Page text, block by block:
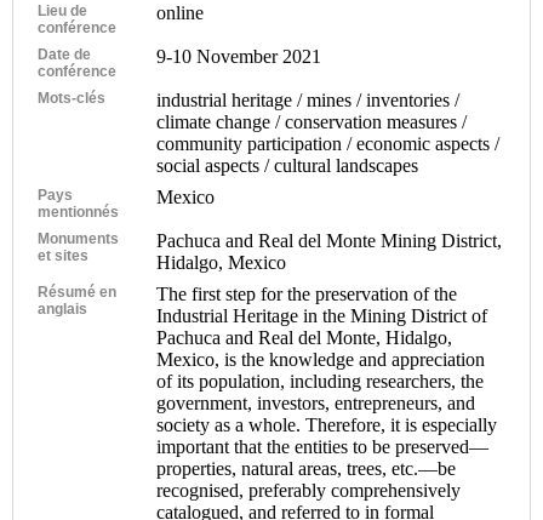
Lieu de
conférence
online
Date de
conférence
9-10 November 2021
Mots-clés
industrial heritage / mines / inventories /
climate change / conservation measures /
community participation / economic aspects /
social aspects / cultural landscapes
Pays
mentionnés
Mexico
Monuments
et sites
Pachuca and Real del Monte Mining District,
Hidalgo, Mexico
Résumé en
anglais
The first step for the preservation of the
Industrial Heritage in the Mining District of
Pachuca and Real del Monte, Hidalgo,
Mexico, is the knowledge and appreciation
of its population, including researchers, the
government, investors, entrepreneurs, and
society as a whole. Therefore, it is especially
important that the entities to be preserved—
properties, natural areas, trees, etc.—be
recognised, preferably comprehensively
catalogued, and referred to in formal